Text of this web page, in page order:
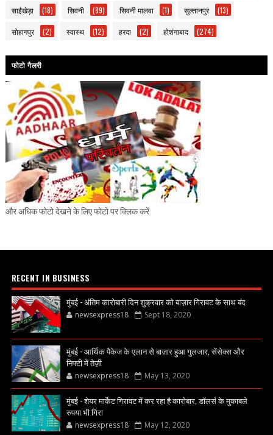
साईंखेड़ा (18) सिवनी (89) सिवनी मालवा (1) सुल्तानपुर (13)
सोहागपुर (2) स्वास्थ (12) हरदा (2) होशंगाबाद (274)
फोटो गैलरी
और अधिक फोटो देखने के लिए फोटो पर क्लिक करें
RECENT IN BUSINESS
मुंबई - अंतिम कारोबारी दिन शुक्रवार को बाज़ार गिरावट के साथ बंद
newsexpress18 Sept 18, 2020
मुंबई - आर्थिक पैकेज के एलान से बाज़ार हुआ गुलजार, सेंसेक्स और
निफ्टी में तेज़ी
newsexpress18 May 13, 2020
मुंबई - शेयर मार्केट गिरावट में कर रहा है कारोबार, डॉलर्स के मुकाबले
रुपया भी गिरा
newsexpress18 May 12, 2020